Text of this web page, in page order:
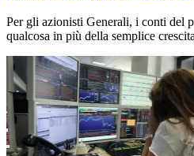
Per gli azionisti Generali, i conti del
qualcosa in più della semplice